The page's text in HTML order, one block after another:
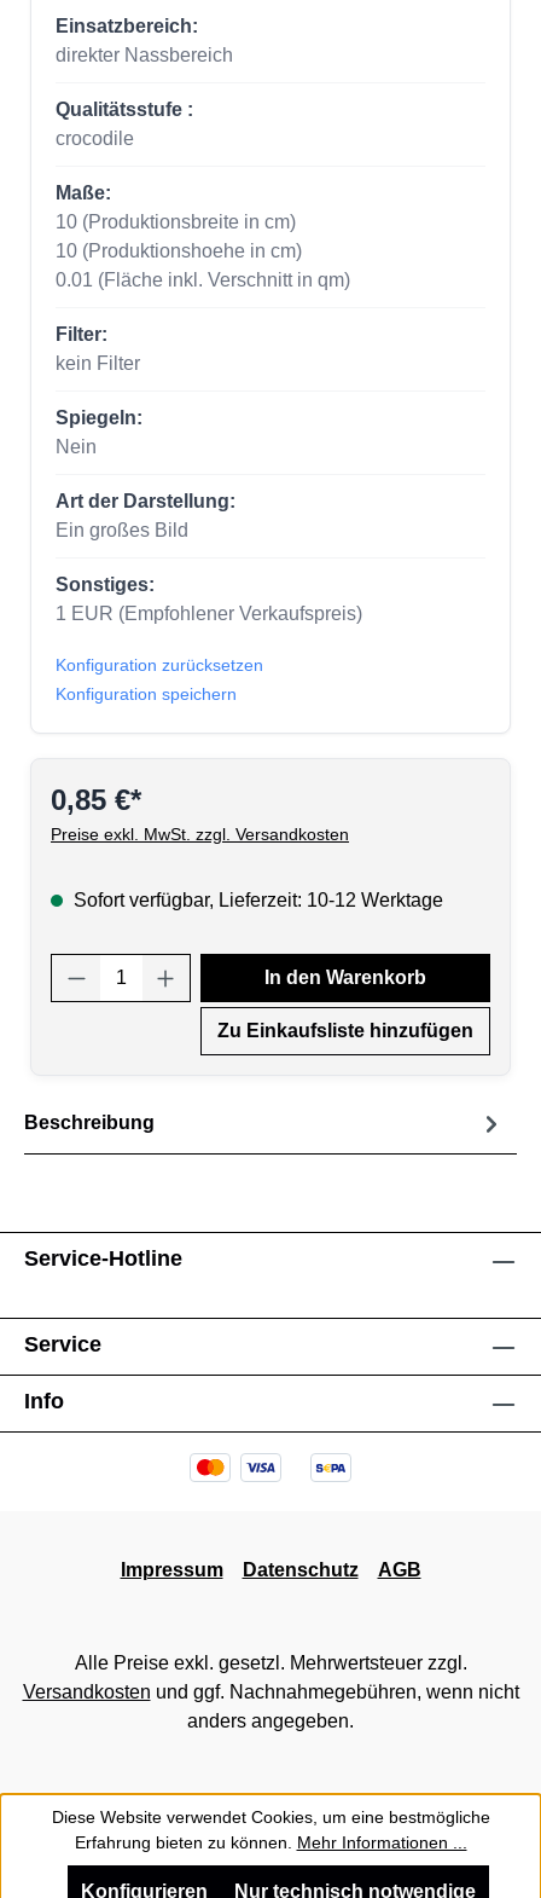
Einsatzbereich:
direkter Nassbereich
Qualitätsstufe :
crocodile
Maße:
10 (Produktionsbreite in cm)
10 (Produktionshoehe in cm)
0.01 (Fläche inkl. Verschnitt in qm)
Filter:
kein Filter
Spiegeln:
Nein
Art der Darstellung:
Ein großes Bild
Sonstiges:
1 EUR (Empfohlener Verkaufspreis)
Konfiguration zurücksetzen
Konfiguration speichern
0,85 €*
Preise exkl. MwSt. zzgl. Versandkosten
Sofort verfügbar, Lieferzeit: 10-12 Werktage
Produkt Anzahl: Gib den gewünschten
In den Warenkorb
Zu Einkaufsliste hinzufügen
Beschreibung
Service-Hotline
Service
Info
Impressum Datenschutz AGB
Alle Preise exkl. gesetzl. Mehrwertsteuer zzgl.
Versandkosten und ggf. Nachnahmegebühren, wenn nicht
anders angegeben.
Diese Website verwendet Cookies, um eine bestmögliche
Erfahrung bieten zu können. Mehr Informationen ...
Nur technisch notwendige
Konfigurieren